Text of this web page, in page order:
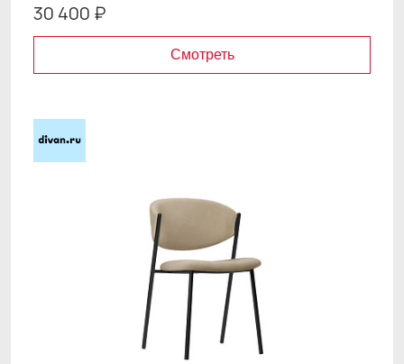
30 400 ₽
Смотреть